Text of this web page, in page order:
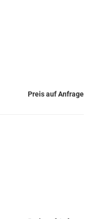
Preis auf Anfrage